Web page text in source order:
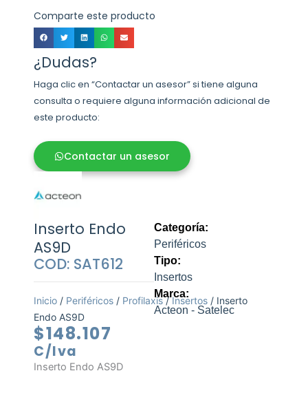
Comparte este producto
¿Dudas?
Haga clic en “Contactar un asesor” si tiene alguna
consulta o requiere alguna información adicional de
este producto:
Contactar un asesor
Inserto Endo
AS9D
COD: SAT612
Inicio / Periféricos / Profilaxis/Insertos / Inserto
Endo AS9D
$148.107
C/Iva
Inserto Endo AS9D
Categoría:
Periféricos
Tipo:
Insertos
Marca:
Acteon - Satelec